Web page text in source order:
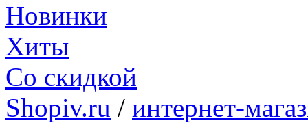
Новинки
Хиты
Со скидкой
Shopiv.ru / интернет-